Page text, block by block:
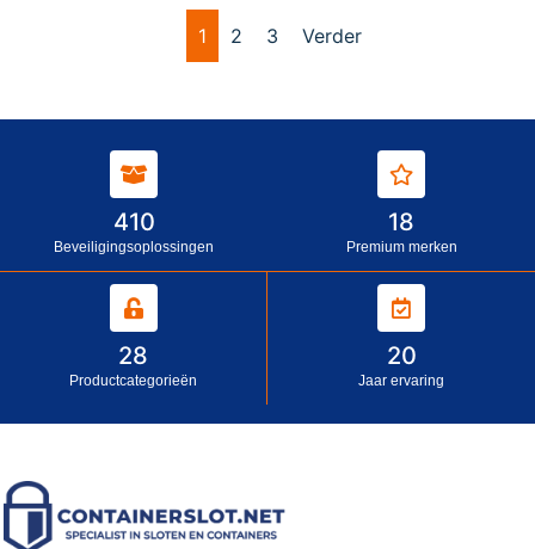
1 2 3 Verder
410
Beveiligingsoplossingen
18
Premium merken
28
Productcategorieën
20
Jaar ervaring